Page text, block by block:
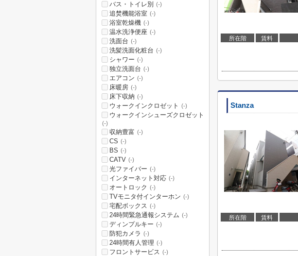
所在階 賃料
Stanza
所在階 賃料
バス・トイレ別 (-)
追焚機能浴室 (-)
浴室乾燥機 (-)
温水洗浄便座 (-)
洗面台 (-)
洗髪洗面化粧台 (-)
シャワー (-)
独立洗面台 (-)
エアコン (-)
床暖房 (-)
床下収納 (-)
ウォークインクロゼット (-)
ウォークインシューズクロゼット
(-)
収納豊富 (-)
CS (-)
BS (-)
CATV (-)
光ファイバー (-)
インターネット対応 (-)
オートロック (-)
TVモニタ付インターホン (-)
宅配ボックス (-)
24時間緊急通報システム (-)
ディンプルキー (-)
防犯カメラ (-)
24時間有人管理 (-)
フロントサービス (-)